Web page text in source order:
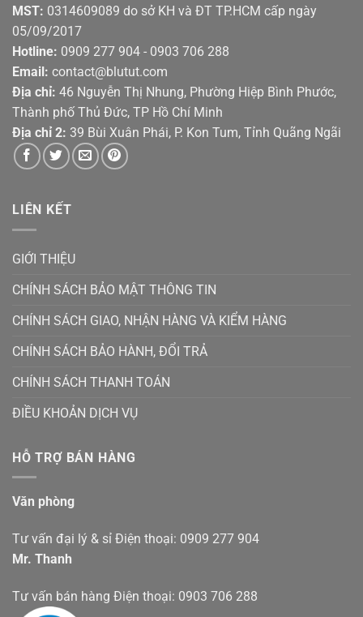
MST: 0314609089 do sở KH và ĐT TP.HCM cấp ngày
05/09/2017
Hotline: 0909 277 904 - 0903 706 288
Email: contact@blutut.com
Địa chỉ: 46 Nguyễn Thị Nhung, Phường Hiệp Bình Phước,
Thành phố Thủ Đức, TP Hồ Chí Minh
Địa chỉ 2: 39 Bùi Xuân Phái, P. Kon Tum, Tỉnh Quãng Ngãi
LIÊN KẾT
GIỚI THIỆU
CHÍNH SÁCH BẢO MẬT THÔNG TIN
CHÍNH SÁCH GIAO, NHẬN HÀNG VÀ KIỂM HÀNG
CHÍNH SÁCH BẢO HÀNH, ĐỔI TRẢ
CHÍNH SÁCH THANH TOÁN
ĐIỀU KHOẢN DỊCH VỤ
HỖ TRỢ BÁN HÀNG
Văn phòng
Tư vấn đại lý & sỉ Điện thoại: 0909 277 904
Mr. Thanh
Tư vấn bán hàng Điện thoại: 0903 706 288